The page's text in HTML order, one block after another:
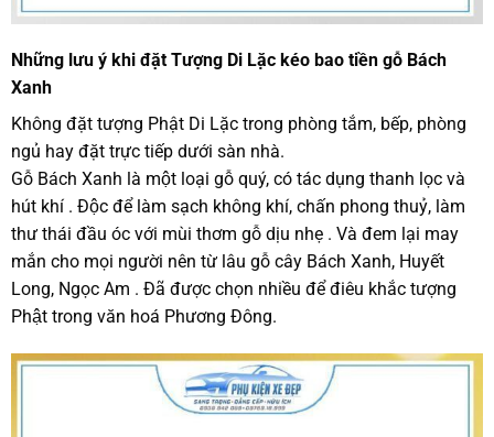
Những lưu ý khi đặt Tượng Di Lặc kéo bao tiền gỗ Bách
Xanh
Không đặt tượng Phật Di Lặc trong phòng tắm, bếp, phòng
ngủ hay đặt trực tiếp dưới sàn nhà.
Gỗ Bách Xanh là một loại gỗ quý, có tác dụng thanh lọc và
hút khí . Độc để làm sạch không khí, chấn phong thuỷ, làm
thư thái đầu óc với mùi thơm gỗ dịu nhẹ . Và đem lại may
mắn cho mọi người nên từ lâu gỗ cây Bách Xanh, Huyết
Long, Ngọc Am . Đã được chọn nhiều để điêu khắc tượng
Phật trong văn hoá Phương Đông.